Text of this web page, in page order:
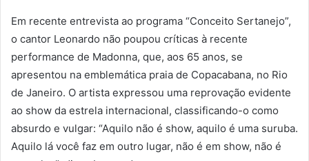
Em recente entrevista ao programa “Conceito Sertanejo”,
o cantor Leonardo não poupou críticas à recente
performance de Madonna, que, aos 65 anos, se
apresentou na emblemática praia de Copacabana, no Rio
de Janeiro. O artista expressou uma reprovação evidente
ao show da estrela internacional, classificando-o como
absurdo e vulgar: “Aquilo não é show, aquilo é uma suruba.
Aquilo lá você faz em outro lugar, não é em show, não é